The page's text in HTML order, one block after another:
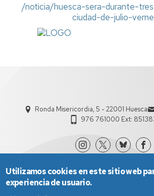
/noticia/huesca-sera-durante-
ciudad-de-julio-verne
Ronda Misericordia, 5 - 22001 Huesca
976 761000 Ext:
Utilizamos cookies en este sitio web
experiencia de usuario.